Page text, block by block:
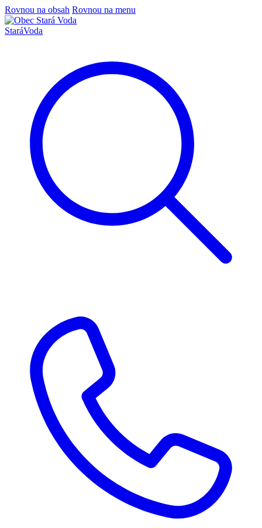
Rovnou na obsah Rovnou na menu
StaráVoda